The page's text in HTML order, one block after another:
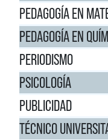
PEDAGOGÍA EN
PEDAGOGÍA EN
PERIODISMO
PSICOLOGÍA
PUBLICIDAD
TÉCNICO